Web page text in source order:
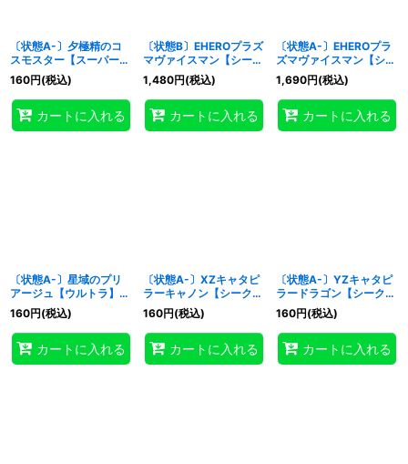
〔状態A-〕夕極精のコ
スモスター【スーパー】
{RD/ORP3-JP045}
《RDフュージョン》
160円(税込)
カートに入れる
〔状態B〕EHEROプラズ
マヴァイスマン【シーク
レット】{RD/KP24-
JP066}《RDフュージョ
ン》
1,480円(税込)
カートに入れる
〔状態A-〕EHEROプラ
ズマヴァイスマン【シー
クレット】{RD/KP24-
JP066}《RDフュージョ
ン》
1,690円(税込)
カートに入れる
〔状態A-〕星域のプリ
アージュ【ウルトラ】
{RD/AP03-JP014}
《RDフュージョン》
160円(税込)
カートに入れる
〔状態A-〕XZキャタピ
ラーキャノン【シークレ
ット】{RD/AP03-
JP006}《RDフュージョ
ン》
160円(税込)
カートに入れる
〔状態A-〕YZキャタピ
ラードラゴン【シークレ
ット】{RD/AP03-
JP007}《RDフュージョ
ン》
160円(税込)
カートに入れる